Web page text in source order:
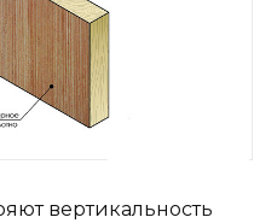
вертикальность